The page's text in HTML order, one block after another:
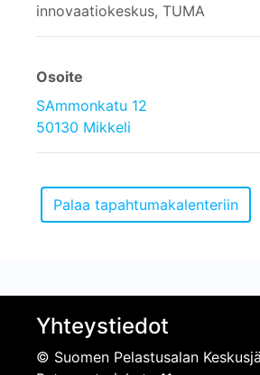
innovaatiokeskus, TUMA
Osoite
SAmmonkatu 12
50130 Mikkeli
Yhteystiedot
© Suomen Pelastusalan